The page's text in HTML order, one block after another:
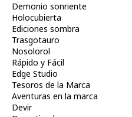
Demonio sonriente
Holocubierta
Ediciones sombra
Trasgotauro
Nosolorol
Rápido y Fácil
Edge Studio
Tesoros de la Marca
Aventuras en la marca
Devir